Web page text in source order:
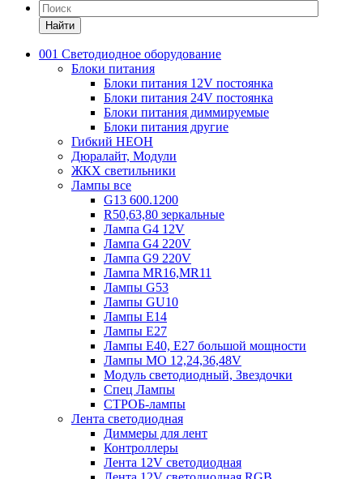
Найти
001 Светодиодное оборудование
Блоки питания
Блоки питания 12V постоянка
Блоки питания 24V постоянка
Блоки питания диммируемые
Блоки питания другие
Гибкий НЕОН
Дюралайт, Модули
ЖКХ светильники
Лампы все
G13 600.1200
R50,63,80 зеркальные
Лампа G4 12V
Лампа G4 220V
Лампа G9 220V
Лампа MR16,MR11
Лампы G53
Лампы GU10
Лампы Е14
Лампы Е27
Лампы Е40, Е27 большой мощности
Лампы МО 12,24,36,48V
Модуль светодиодный, Звездочки
Спец Лампы
СТРОБ-лампы
Лента светодиодная
Диммеры для лент
Контроллеры
Лента 12V светодиодная